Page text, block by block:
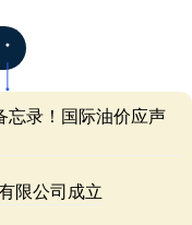
忘录！国际油价应声
限公司成立